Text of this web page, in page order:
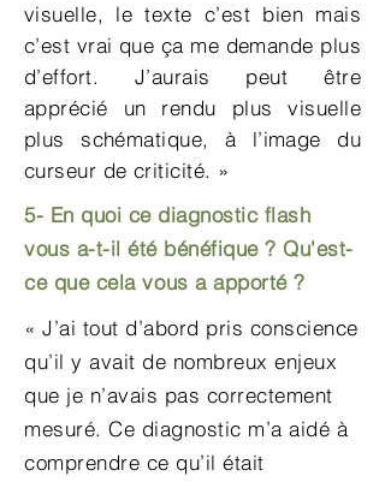
visuelle, le texte c’est bien mais
c’est vrai que ça me demande plus
d’effort. J’aurais peut être
apprécié un rendu plus visuelle
plus schématique, à l’image du
curseur de criticité. »
5- En quoi ce diagnostic flash
vous a-t-il été bénéfique ? Qu'est-
ce que cela vous a apporté ?
« J’ai tout d’abord pris conscience
qu’il y avait de nombreux enjeux
que je n’avais pas correctement
mesuré. Ce diagnostic m’a aidé à
comprendre ce qu’il était